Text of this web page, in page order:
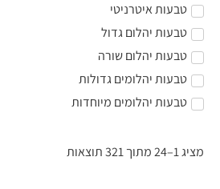
טבעות איטרניטי
טבעות יהלום גדול
טבעות יהלום שורה
טבעות יהלומים גדולות
טבעות יהלומים מיוחדות
מציג 1–24 מתוך 321 תוצאות